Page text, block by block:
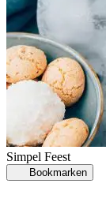
Simpel Feest
Bookmarken